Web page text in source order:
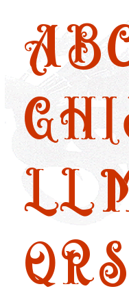
AB
GHI
LL
QRS